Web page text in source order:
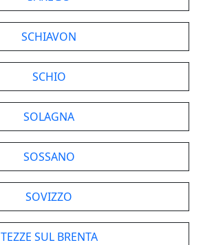
SCHIAVON
SCHIO
SOLAGNA
SOSSANO
SOVIZZO
TEZZE SUL BRENTA